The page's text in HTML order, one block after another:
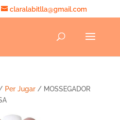
claralabitlla@gmail.com
Per Jugar/ MOSSEGADOR